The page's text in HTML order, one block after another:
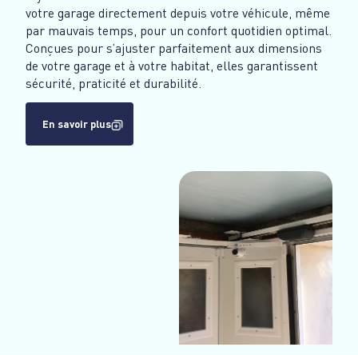
votre garage directement depuis votre véhicule, même
par mauvais temps, pour un confort quotidien optimal.
Conçues pour s’ajuster parfaitement aux dimensions
de votre garage et à votre habitat, elles garantissent
sécurité, praticité et durabilité.
En savoir plus